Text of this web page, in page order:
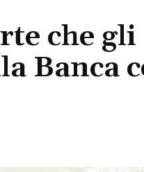
che
Banca